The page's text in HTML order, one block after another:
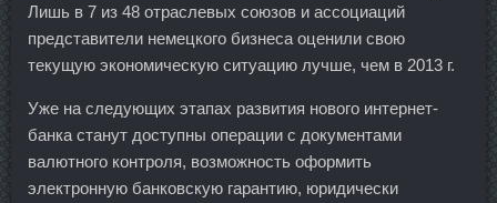
Лишь в 7 из 48 отраслевых союзов и ассоциаций
представители немецкого бизнеса оценили свою
текущую экономическую ситуацию лучше, чем в 2013 г.
Уже на следующих этапах развития нового интернет-
банка станут доступны операции с документами
валютного контроля, возможность оформить
электронную банковскую гарантию, юридически